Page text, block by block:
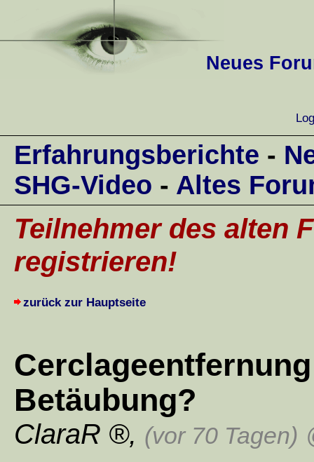
Neues
Erfahrungsberichte -
SHG-Video - Altes
Teilnehmer des alten
registrieren!
zurück zur Hauptseite
Betäubung?
ClaraR , (vor 70 Tagen)